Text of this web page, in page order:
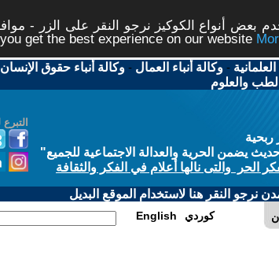
بعض أنواع الكوكيز نرجو النقر على الزر -
get the best experience on our website
-وكالة أنباء العمال -وكالة أنباء حقوق الإنسان
الطب والعلوم
ربحية
يضمن الحرية والعدالة الاجتماعية للجميع"
الحر والتى نالها أعلام في الفكر والثقافة
نرجو النقر هنا لاستخدام الموقع البديل
English كوردي